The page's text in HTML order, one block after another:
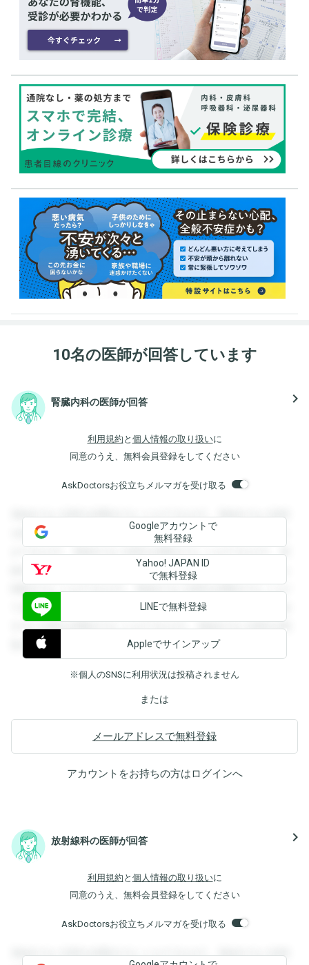
10名の医師が回答しています
腎臓内科の医師が回答 navigate_next
利用規約 と 個人情報の取り扱いに
同意のうえ、無料会員登録をしてください
AskDoctorsお役立ちメルマガを受け取る
登録すると回答を閲覧することができます。登録すると回答
を閲覧することができます。登録すると回答を閲覧すること
ができます。登録すると回答を閲覧することができます。登
録すると回答を閲覧することができます。登録すると回答を
閲覧することができます。登録すると回答を閲覧することが
できます。登録すると回答を閲覧することができます。登録
すると回答を閲覧することができます。登録すると回答を閲
覧することができます。
Googleアカウントで
無料登録
Yahoo! JAPAN ID
で無料登録
LINEで無料登録
Appleでサインアップ
※個人のSNSに利用状況は投稿されません
または
メールアドレスで無料登録
アカウントをお持ちの方はログインへ
放射線科の医師が回答 navigate_next
利用規約 と 個人情報の取り扱いに
同意のうえ、無料会員登録をしてください
AskDoctorsお役立ちメルマガを受け取る
登録すると回答を閲覧することができます。登録すると回答